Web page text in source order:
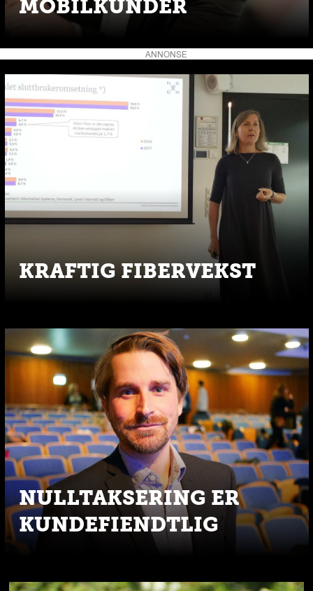
MOBILKUNDER
ANNONSE
KRAFTIG FIBERVEKST
NULLTAKSERING ER
KUNDEFIENDTLIG